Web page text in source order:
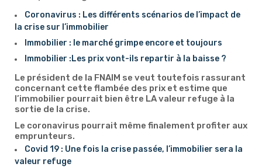
Coronavirus : Les différents scénarios de l’impact de
la crise sur l’immobilier
Immobilier : le marché grimpe encore et toujours
Immobilier :Les prix vont-ils repartir à la baisse ?
Le président de la FNAIM se veut toutefois rassurant
concernant cette flambée des prix et estime que
l’immobilier pourrait bien être LA valeur refuge à la
sortie de la crise.
Le coronavirus pourrait même finalement profiter aux
emprunteurs.
Covid 19 : Une fois la crise passée, l’immobilier sera la
valeur refuge